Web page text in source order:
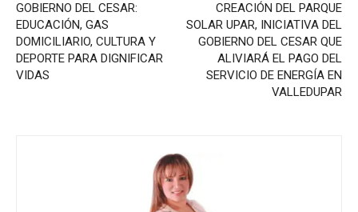
GOBIERNO DEL CESAR:
EDUCACIÓN, GAS
DOMICILIARIO, CULTURA Y
DEPORTE PARA DIGNIFICAR
VIDAS
CREACIÓN DEL PARQUE
SOLAR UPAR, INICIATIVA DEL
GOBIERNO DEL CESAR QUE
ALIVIARÁ EL PAGO DEL
SERVICIO DE ENERGÍA EN
VALLEDUPAR